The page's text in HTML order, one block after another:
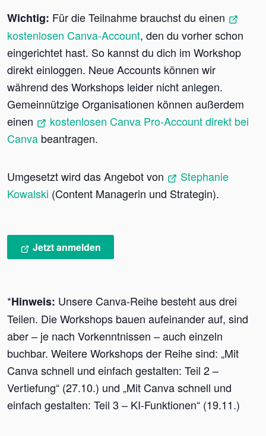
Wichtig: Für die Teilnahme brauchst du einen
kostenlosen Canva-Account, den du vorher schon
eingerichtet hast. So kannst du dich im Workshop
direkt einloggen. Neue Accounts können wir
während des Workshops leider nicht anlegen.
Gemeinnützige Organisationen können außerdem
einen
kostenlosen Canva Pro-Account direkt bei
Canva beantragen.
Umgesetzt wird das Angebot von
Stephanie
Kowalski (Content Managerin und Strategin).
Jetzt anmelden
*Hinweis: Unsere Canva-Reihe besteht aus drei
Teilen. Die Workshops bauen aufeinander auf, sind
aber – je nach Vorkenntnissen – auch einzeln
buchbar. Weitere Workshops der Reihe sind: „Mit
Canva schnell und einfach gestalten: Teil 2 –
Vertiefung“ (27.10.) und „Mit Canva schnell und
einfach gestalten: Teil 3 – KI-Funktionen“ (19.11.)